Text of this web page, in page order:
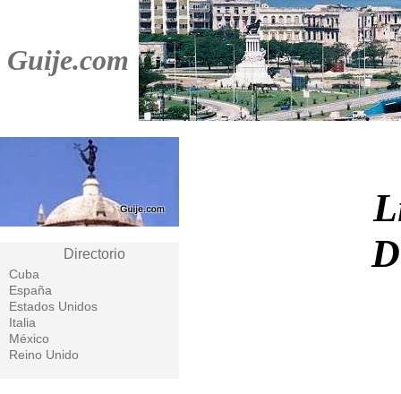
Guije.com
Directorio
Cuba
España
Estados Unidos
Italia
México
Reino Unido